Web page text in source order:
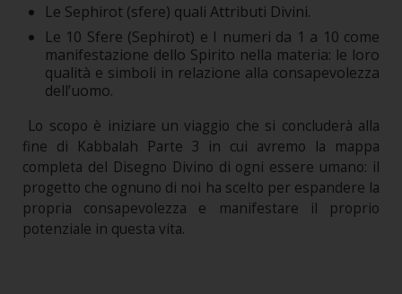
Le Sephirot (sfere) quali Attributi Divini.
Le 10 Sfere (Sephirot) e I numeri da 1 a 10 come
manifestazione dello Spirito nella materia: le loro
qualità e simboli in relazione alla consapevolezza
dell’uomo.
Lo scopo è iniziare un viaggio che si concluderà alla
fine di Kabbalah Parte 3 in cui avremo la mappa
completa del Disegno Divino di ogni essere umano: il
progetto che ognuno di noi ha scelto per espandere la
propria consapevolezza e manifestare il proprio
potenziale in questa vita.